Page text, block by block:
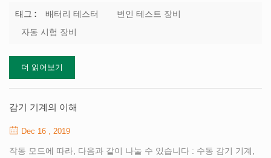
오늘날 사용되는 유용한 제품 중 하나는 전기 테스트 장비입니다. 그
만큼 전기 시험 장비 이 가젯을 사용하는 다양한 산업에 따라 다른
인 테스트 장비, 배터리 테스터, 백플레인 테스터 및 자동 테스트 장
비가 있습니다. 다음은 오늘날 사용 가능한 여러 유형의 테스터에 대
비 목록에 포함 된 장비 중 하나입니다. 온도, 전력 순환 및 전압을
이용하여 전력 칩과 보드를 분석하는 데 사용됩니다....
태그 : 배터리 테스터
번인 테스트 장비
자동 시험 장비
더 읽어보기
감기 기계의 이해
Dec 16 , 2019
작동 모드에 따라, 다음과 같이 나눌 수 있습니다 : 수동 감기 기계,